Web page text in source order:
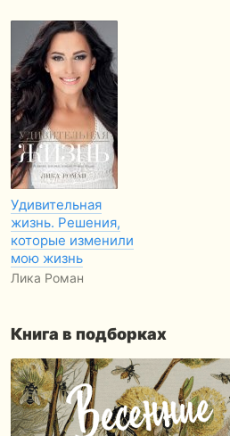
Удивительная
жизнь. Решения,
которые изменили
мою жизнь
Лика Роман
Книга в подборках